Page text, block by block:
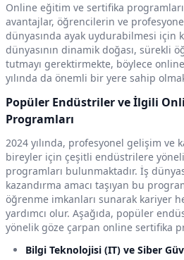
Online eğitim ve sertifika
avantajlar, öğrencilerin ve
dünyasında ayak uydurabilmesi için
dünyasının dinamik doğası, sürekli
tutmayı gerektirmekte, böylece
yılında da önemli bir yere sahip
Popüler Endüstriler ve İlgili
Programları
2024 yılında, profesyonel gelişim
bireyler için çeşitli endüstrilere
programları bulunmaktadır. İş
kazandırma amacı taşıyan bu
öğrenme imkanları sunarak kariyer
yardımcı olur. Aşağıda, popüler
yönelik göze çarpan online sertifika
Bilgi Teknolojisi (IT) ve Siber